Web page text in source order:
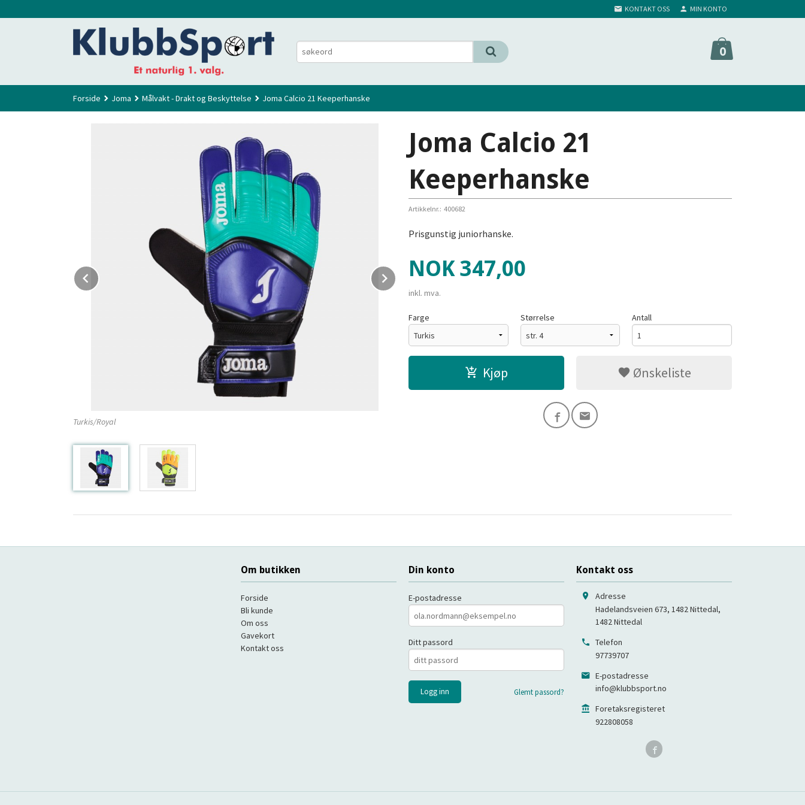
til
KONTAKT OSS MIN KONTO
0
Forside Joma Målvakt - Drakt og Beskyttelse Joma Calcio 21 Keeperhanske
Turkis/Royal
Next
Joma Calcio 21
Keeperhanske
Artikkelnr.: 400682
Prisgunstig juniorhanske.
Pris
NOK347,00
inkl. mva.
Farge Størrelse Antall
Kjøp Ønskeliste
Om butikken
Forside
Bli kunde
Om oss
Gavekort
Kontakt oss
Din konto
E-postadresse
Ditt passord
Glemt passord?
Kontakt oss
Adresse
Hadelandsveien 673, 1482 Nittedal,
1482Nittedal
Telefon
97739707
E-postadresse
info@klubbsport.no
Foretaksregisteret
922808058